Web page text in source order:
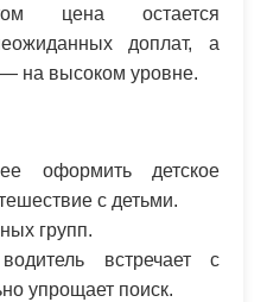
цена остается
доплат, а
на высоком уровне.
оформить детское
с детьми.
групп.
встречает с
упрощает поиск.